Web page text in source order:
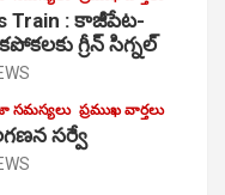
Train : కాజీపేట-
గ్రీన్ సిగ్నల్
సమస్యలు ప్రముఖ వార్తలు
సర్వే